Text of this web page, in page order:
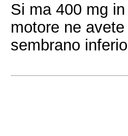
Si ma 400 mg
motore ne
sembrano